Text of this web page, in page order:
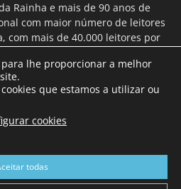
Rainha e mais de 90 anos de
com maior número de leitores
com mais de 40.000 leitores por
e assinatura online.
NOS
lhe proporcionar a melhor
que estamos a utilizar ou
cookies
todas